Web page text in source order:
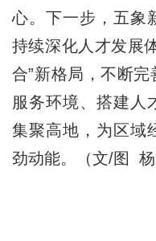
心。下一步，五象
持续深化人才发展
合”新格局，不断
服务环境、搭建人
集聚高地，为区域
劲动能。（文/图 杨